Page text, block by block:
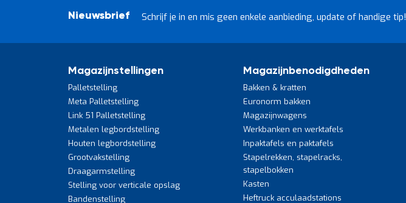
Nieuwsbrief Schrijf je in en mis geen enkele aanbieding, update of handige tip!
Magazijnstellingen
Palletstelling
Meta Palletstelling
Link 51 Palletstelling
Metalen legbordstelling
Houten legbordstelling
Grootvakstelling
Draagarmstelling
Stelling voor verticale opslag
Bandenstelling
Magazijnbenodigdheden
Bakken & kratten
Euronorm bakken
Magazijnwagens
Werkbanken en werktafels
Inpaktafels en paktafels
Stapelrekken, stapelracks,
stapelbokken
Kasten
Heftruck acculaadstations